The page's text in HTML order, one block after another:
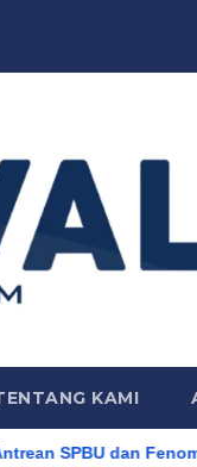
KAMI
Pertamini,